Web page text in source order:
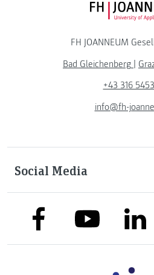
FH JOANNEUM
Bad Gleichenberg |
+43 316
info@fh-
Social Media
link to facebooklink to youtube